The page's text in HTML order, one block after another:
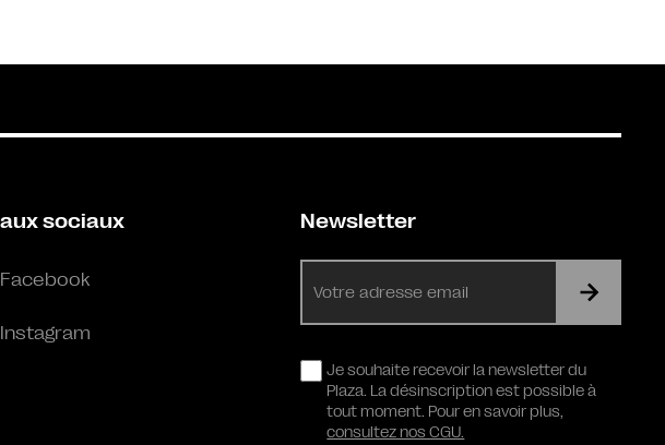
sociaux
Facebook
Instagram
Newsletter
mail
RGPDJe souhaite recevoir la newsletter du
Plaza. La désinscription est possible à
tout moment. Pour en savoir plus,
consultez nos CGU.